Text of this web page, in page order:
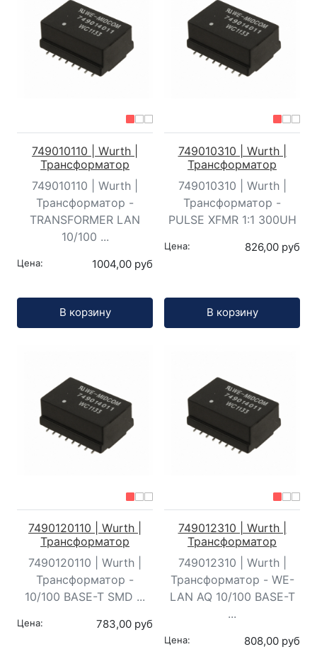
749010110 | Wurth |
Трансформатор
749010110 | Wurth |
Трансформатор -
TRANSFORMER LAN
10/100 ...
Цена: 1004,00 руб
В корзину
749010310 | Wurth |
Трансформатор
749010310 | Wurth |
Трансформатор -
PULSE XFMR 1:1 300UH
Цена: 826,00 руб
В корзину
7490120110 | Wurth |
Трансформатор
7490120110 | Wurth |
Трансформатор -
10/100 BASE-T SMD ...
Цена: 783,00 руб
749012310 | Wurth |
Трансформатор
749012310 | Wurth |
Трансформатор - WE-
LAN AQ 10/100 BASE-T
...
Цена: 808,00 руб